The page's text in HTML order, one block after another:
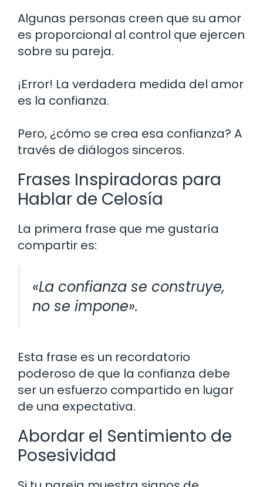
Algunas personas creen que su amor
es proporcional al control que ejercen
sobre su pareja.
¡Error! La verdadera medida del amor
es la confianza.
Pero, ¿cómo se crea esa confianza? A
través de diálogos sinceros.
Frases Inspiradoras para
Hablar de Celosía
La primera frase que me gustaría
compartir es:
«La confianza se construye,
no se impone».
Esta frase es un recordatorio
poderoso de que la confianza debe
ser un esfuerzo compartido en lugar
de una expectativa.
Abordar el Sentimiento de
Posesividad